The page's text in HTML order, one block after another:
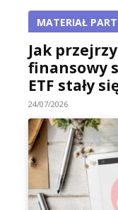
MATERIAŁ
Jak
finansowy
ETF stały
24/07/2026